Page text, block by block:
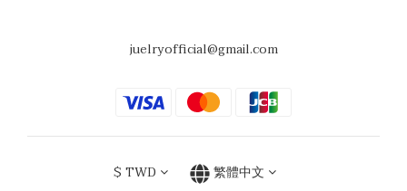
juelryofficial@gmail.com
$ TWD 繁體中文